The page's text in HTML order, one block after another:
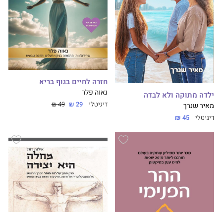
ילדה מתוקה ולא לבדה
מאיר שנרך
דיגיטלי 45 ₪
חזרה לחיים בגוף בריא
נאוה פלר
דיגיטלי 29 ₪
49 ₪